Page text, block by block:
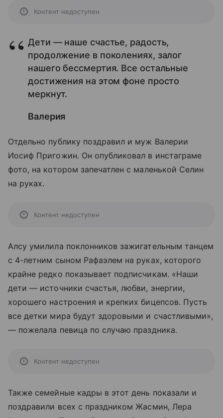
Контент недоступен
Дети — наше счастье, радость,
продолжение в поколениях, залог
нашего бессмертия. Все остальные
достижения на этом фоне просто
меркнут.
Валерия
Отдельно публику поздравил и муж Валерии
Иосиф Пригожин. Он опубликовал в инстаграме
фото, на котором запечатлен с маленькой Селин
на руках.
Контент недоступен
Алсу умилила поклонников зажигательным танцем
с 4-летним сыном Рафаэлем на руках, которого
крайне редко показывает подписчикам. «Наши
дети — источники счастья, любви, энергии,
хорошего настроения и крепких бицепсов. Пусть
все детки мира будут здоровыми и счастливыми»,
— пожелала певица по случаю праздника.
Контент недоступен
Также семейные кадры в этот день показали и
поздравили всех с праздником Жасмин, Лера